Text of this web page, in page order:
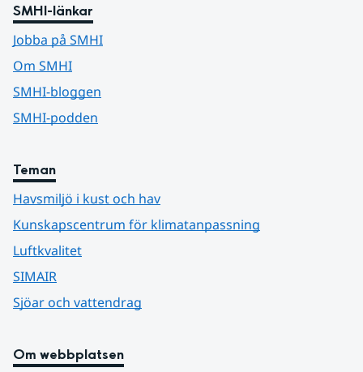
SMHI-länkar
Jobba på SMHI
Om SMHI
SMHI-bloggen
SMHI-podden
Teman
Havsmiljö i kust och hav
Kunskapscentrum för klimatanpassning
Luftkvalitet
SIMAIR
Sjöar och vattendrag
Om webbplatsen